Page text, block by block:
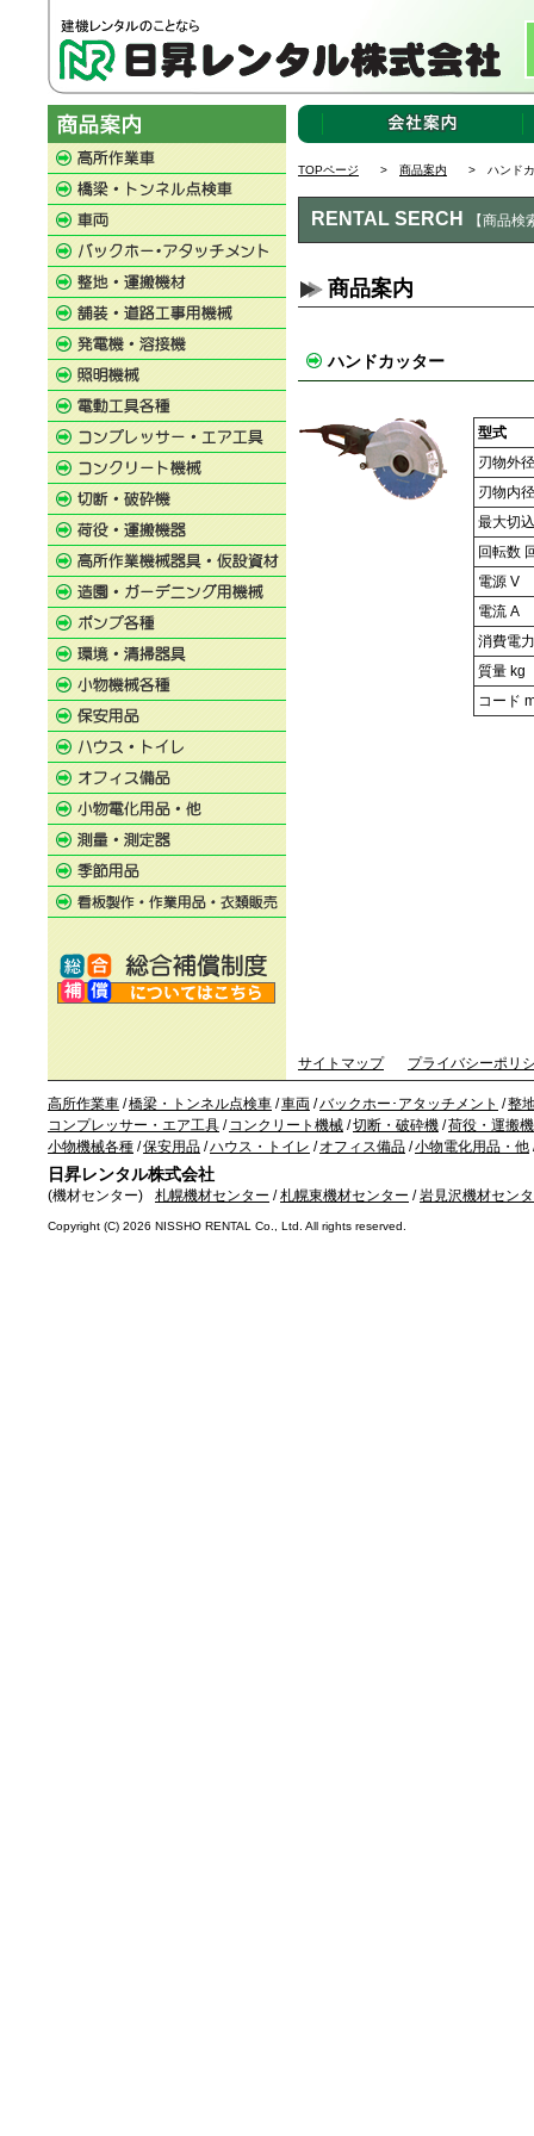
TOPページ > 商品案内 > ハンドカ
RENTAL SERCH 【商品検
商品案内
ハンドカッター
型式
刃物外
刃物内
最大切
回転数
電源 V
電流 A
消費電
質量 kg
コード
サイトマップ プライバシーポリ
高所作業車 /橋梁・トンネル点検車 /車両 /バックホー･アタッチメント /整
コンプレッサー・エア工具 / コンクリート機械 /切断・破砕機 /荷役・運搬
小物機械各種 /保安用品 /ハウス・トイレ / オフィス備品 /小物電化用品・他
日昇レンタル株式会社
(機材センター) 札幌機材センター /札幌東機材センター /岩見沢機材セン
Copyright (C) 2026 NISSHO RENTAL Co., Ltd. All rights reserved.